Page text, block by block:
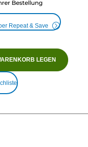
Bestellung
Repeat & Save
LEGEN